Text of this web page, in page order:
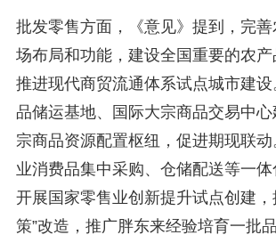
批发零售方面，《意见》提到，完
场布局和功能，建设全国重要的农产
推进现代商贸流通体系试点城市建
品储运基地、国际大宗商品交易中
宗商品资源配置枢纽，促进期现联
业消费品集中采购、仓储配送等一体
开展国家零售业创新提升试点创建，
策”改造，推广胖东来经验培育一批